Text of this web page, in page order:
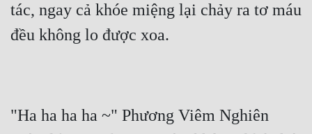
tác, ngay cả khóe miệng lại chảy ra tơ máu
đều không lo được xoa.
"Ha ha ha ha ~" Phương Viêm Nghiên